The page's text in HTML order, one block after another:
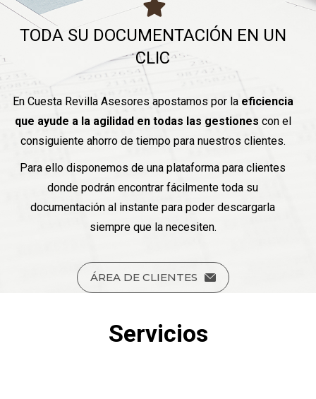
TODA SU DOCUMENTACIÓN EN UN
CLIC
En Cuesta Revilla Asesores apostamos por la eficiencia
que ayude a la agilidad en todas las gestiones con el
consiguiente ahorro de tiempo para nuestros clientes.
Para ello disponemos de una plataforma para clientes
donde podrán encontrar fácilmente toda su
documentación al instante para poder descargarla
siempre que la necesiten.
ÁREA DE CLIENTES
Servicios